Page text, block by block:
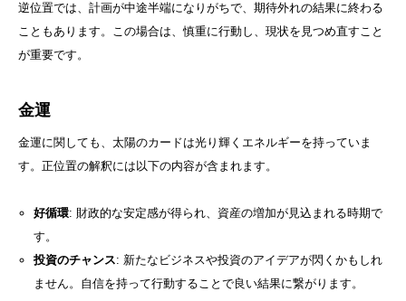
逆位置では、計画が中途半端になりがちで、期待外れの結果に終わる
こともあります。この場合は、慎重に行動し、現状を見つめ直すこと
が重要です。
金運
金運に関しても、太陽のカードは光り輝くエネルギーを持っていま
す。正位置の解釈には以下の内容が含まれます。
好循環: 財政的な安定感が得られ、資産の増加が見込まれる時期で
す。
投資のチャンス: 新たなビジネスや投資のアイデアが閃くかもしれ
ません。自信を持って行動することで良い結果に繋がります。